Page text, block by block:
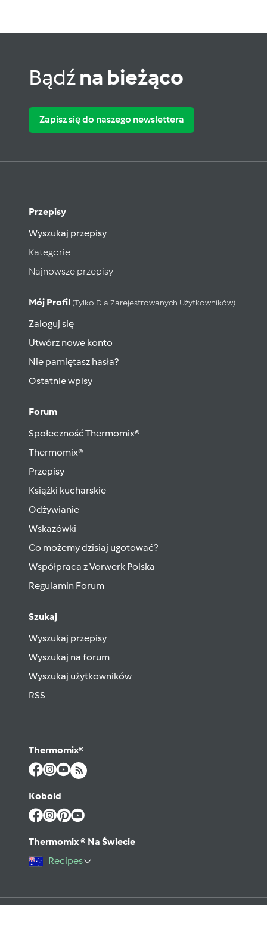
Bądźna bieżąco
Zapisz się do naszego newslettera
Przepisy
Wyszukaj przepisy
Kategorie
Najnowsze przepisy
Mój Profil (tylko Dla Zarejestrowanych Użytkowników)
Zaloguj się
Utwórz nowe konto
Nie pamiętasz hasła?
Ostatnie wpisy
Forum
Społeczność Thermomix®
Thermomix®
Przepisy
Książki kucharskie
Odżywianie
Wskazówki
Co możemy dzisiaj ugotować?
Współpraca z Vorwerk Polska
Regulamin Forum
Szukaj
Wyszukaj przepisy
Wyszukaj na forum
Wyszukaj użytkowników
RSS
Thermomix®
Kobold
Thermomix ® Na Świecie
Recipes